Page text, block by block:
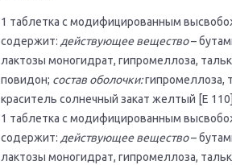
1 таблетка c модифицированным
содержит: действующее вещество–
лактозы моногидрат, гипромеллоза,
повидон; состав оболочки:гипромеллоза,
краситель солнечный закат желтый [Е
1 таблетка c модифицированным
содержит: действующее вещество–
лактозы моногидрат, гипромеллоза,